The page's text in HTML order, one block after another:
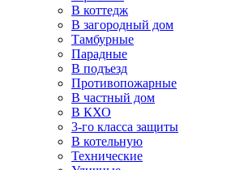
В коттедж
В загородный дом
Тамбурные
Парадные
В подъезд
Противопожарные
В частный дом
В КХО
3-го класса защиты
В котельную
Технические